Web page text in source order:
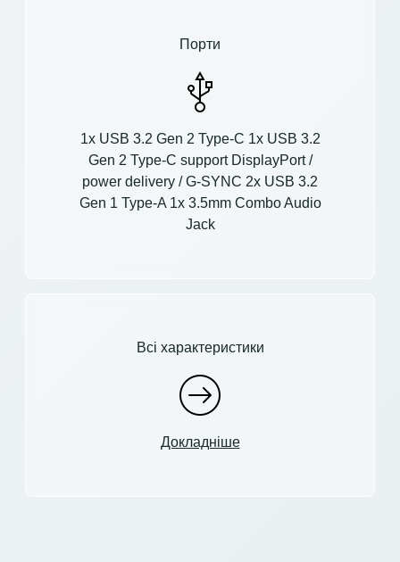
Порти
1x USB 3.2 Gen 2 Type-C 1x USB 3.2
Gen 2 Type-C support DisplayPort /
power delivery / G-SYNC 2x USB 3.2
Gen 1 Type-A 1x 3.5mm Combo Audio
Jack
Всі характеристики
Докладніше